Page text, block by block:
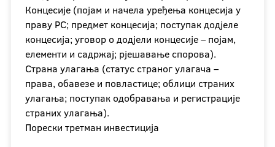
Концесије (појам и начела уређења концесија у
праву РС; предмет концесија; поступак додјеле
концесија; уговор о додјели концесије – појам,
елементи и садржај; рјешавање спорова).
Страна улагања (статус страног улагача –
права, обавезе и повластице; облици страних
улагања; поступак одобравања и регистрације
страних улагања).
Порески третман инвестиција